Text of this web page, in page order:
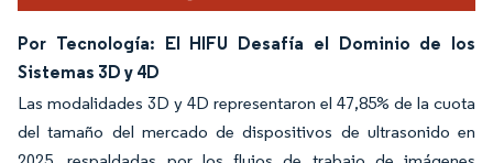
Por Tecnología: El HIFU Desafía el Dominio de los
Sistemas 3D y 4D
Las modalidades 3D y 4D representaron el 47,85% de la cuota
del tamaño del mercado de dispositivos de ultrasonido en